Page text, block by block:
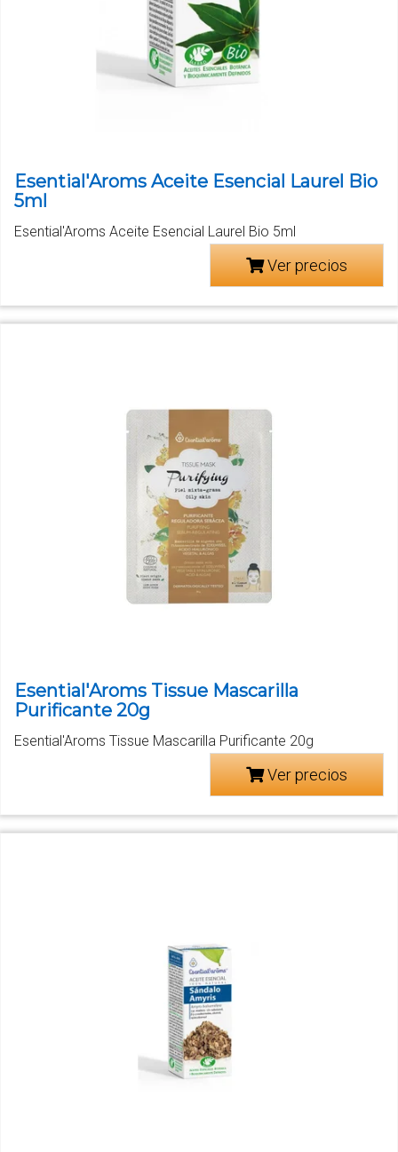
Esential'Aroms Aceite Esencial Laurel Bio
5ml
Esential'Aroms Aceite Esencial Laurel Bio 5ml
Ver precios
Esential'Aroms Tissue Mascarilla
Purificante 20g
Esential'Aroms Tissue Mascarilla Purificante 20g
Ver precios